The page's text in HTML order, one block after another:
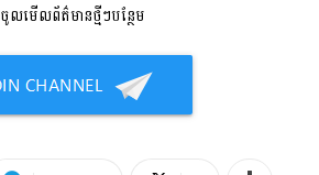
ចូលមើលព័ត៌មានថ្មីៗបន្ថែម